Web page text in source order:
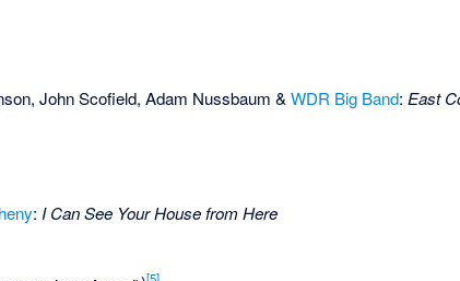
John Scofield, Adam Nussbaum &WDR Big Band: East
: I Can See Your House from Here
[5]